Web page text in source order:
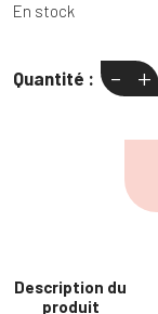
En stock
Quantité :
quantité
- +
Description du
produit